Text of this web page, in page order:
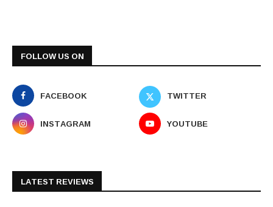
FOLLOW US ON
FACEBOOK
TWITTER
INSTAGRAM
YOUTUBE
LATEST REVIEWS